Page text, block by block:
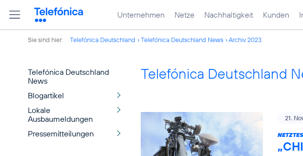
Unternehmen Netze Nachhaltigkeit Kunden
Sie sind hier: Telefónica Deutschland Telefónica Deutschland News Archiv 2023
Telefónica Deutschland
News
Blogartikel
Lokale
Ausbaumeldungen
Pressemitteilungen
Telefónica Deutschland
21.